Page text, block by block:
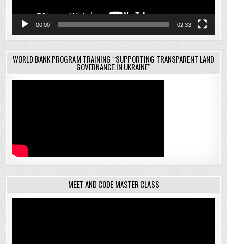
00:00 02:33
WORLD BANK PROGRAM TRAINING “SUPPORTING TRANSPARENT LAND
GOVERNANCE IN UKRAINE”
MEET AND CODE MASTER CLASS